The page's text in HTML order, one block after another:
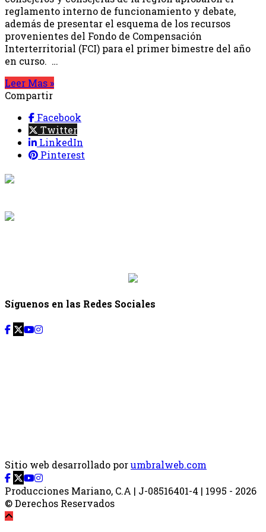
reglamento interno de funcionamiento y debate,
además de presentar el esquema de los recursos
provenientes del Fondo de Compensación
Interterritorial (FCI) para el primer bimestre del año
en curso. …
Leer Mas »
Compartir
Facebook
Twitter
LinkedIn
Pinterest
Síguenos en las Redes Sociales
Sitio web desarrollado porumbralweb.com
Producciones Mariano, C.A | J-08516401-4 | 1995 - 2026
© Derechos Reservados